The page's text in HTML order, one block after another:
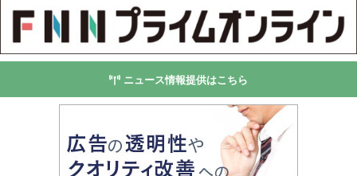
ニュース情報提供はこちら